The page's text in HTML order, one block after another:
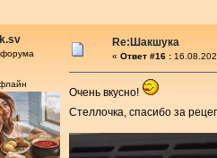
форума
Re:Шакшука
« Ответ #16 :
Очень вкусно!
Стеллочка, спасибо за